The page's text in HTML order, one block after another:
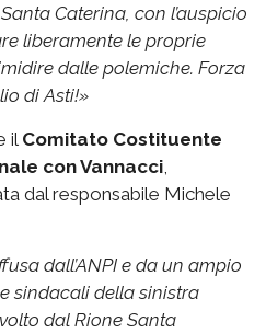
Caterina, con l’auspicio
liberamente le proprie
dalle polemiche. Forza
di Asti!»
il Comitato Costituente
con Vannacci,
dal responsabile Michele
dall’ANPI e da un ampio
sindacali della sinistra
dal Rione Santa